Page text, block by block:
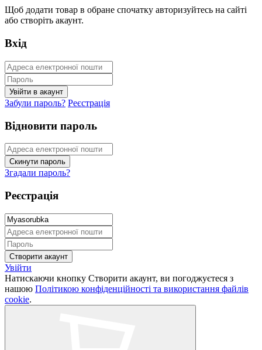
Щоб додати товар в обране спочатку авторизуйтесь на сайті
або створіть акаунт.
Вхід
Забули пароль? Реєстрація
Відновити пароль
Згадали пароль?
Реєстрація
Увійти
Натискаючи кнопку Створити акаунт, ви погоджуєтеся з
нашою Політикою конфіденційності та використання файлів
cookie.